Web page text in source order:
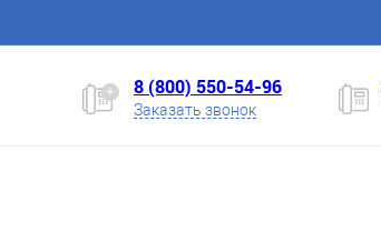
8 (800) 550-54-96
Заказать звонок